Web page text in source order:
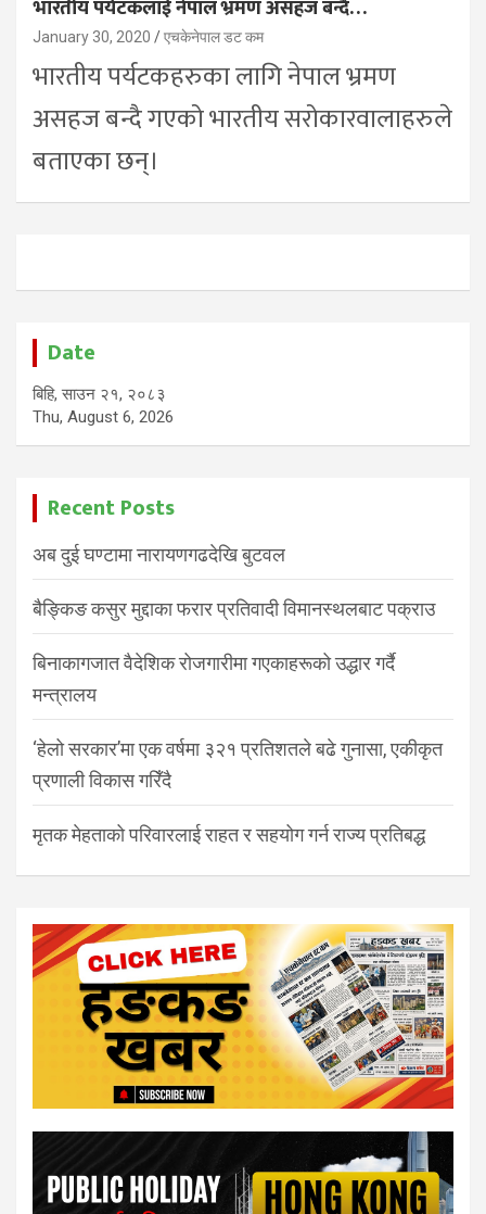
भारतीय पर्यटकलाई नेपाल भ्रमण असहज बन्दै…
January 30, 2020 एचकेनेपाल डट कम
भारतीय पर्यटकहरुका लागि नेपाल भ्रमण
असहज बन्दै गएको भारतीय सरोकारवालाहरुले
बताएका छन्।
Date
बिहि, साउन २१, २०८३
Thu, August 6, 2026
Recent Posts
अब दुई घण्टामा नारायणगढदेखि बुटवल
बैङ्किङ कसुर मुद्दाका फरार प्रतिवादी विमानस्थलबाट पक्राउ
बिनाकागजात वैदेशिक रोजगारीमा गएकाहरूको उद्धार गर्दै
मन्त्रालय
‘हेलो सरकार’मा एक वर्षमा ३२१ प्रतिशतले बढे गुनासा, एकीकृत
प्रणाली विकास गरिँदै
मृतक मेहताको परिवारलाई राहत र सहयोग गर्न राज्य प्रतिबद्ध